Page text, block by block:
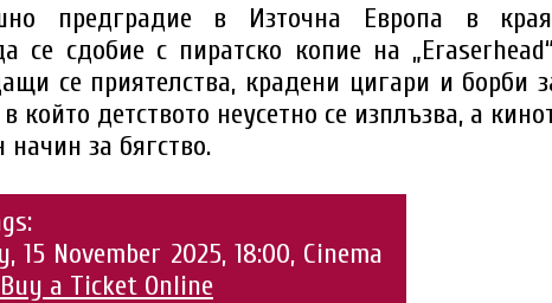
предградие в Източна Европа в
се сдобие с пиратско копие на
се приятелства, крадени цигари и борби
който детството неусетно се изплъзва, а
за бягство.
15 November 2025, 18:00, Cinema
Buy a Ticket Online